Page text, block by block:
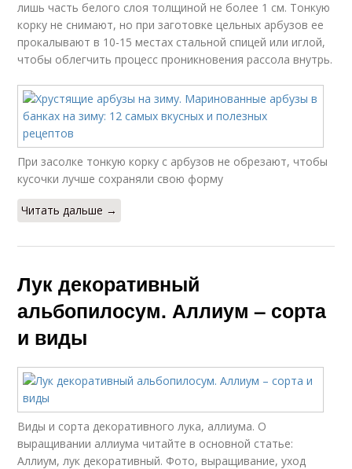
лишь часть белого слоя толщиной не более 1 см. Тонкую
корку не снимают, но при заготовке цельных арбузов ее
прокалывают в 10-15 местах стальной спицей или иглой,
чтобы облегчить процесс проникновения рассола внутрь.
При засолке тонкую корку с арбузов не обрезают, чтобы
кусочки лучше сохраняли свою форму
Читать дальше →
Лук декоративный
альбопилосум. Аллиум – сорта
и виды
Виды и сорта декоративного лука, аллиума. О
выращивании аллиума читайте в основной статье:
Аллиум, лук декоративный. Фото, выращивание, уход